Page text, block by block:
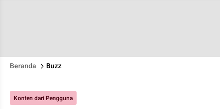
Beranda Buzz
Konten dari Pengguna